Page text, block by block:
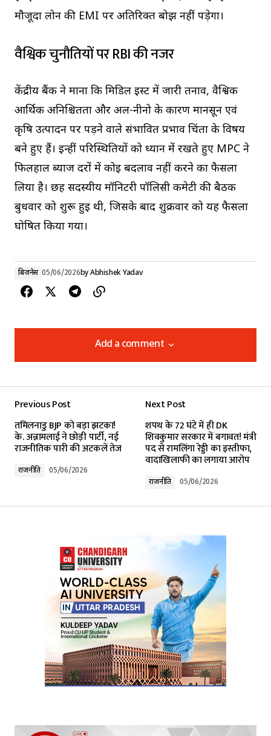
मौजूदा लोन की EMI पर अतिरिक्त बोझ नहीं पड़ेगा।
वैश्विक चुनौतियों पर RBI की नजर
केंद्रीय बैंक ने माना कि मिडिल ईस्ट में जारी तनाव, वैश्विक
आर्थिक अनिश्चितता और अल-नीनो के कारण मानसून एवं
कृषि उत्पादन पर पड़ने वाले संभावित प्रभाव चिंता के विषय
बने हुए हैं। इन्हीं परिस्थितियों को ध्यान में रखते हुए MPC ने
फिलहाल ब्याज दरों में कोई बदलाव नहीं करने का फैसला
लिया है। छह सदस्यीय मॉनिटरी पॉलिसी कमेटी की बैठक
बुधवार को शुरू हुई थी, जिसके बाद शुक्रवार को यह फैसला
घोषित किया गया।
बिजनेस 05/06/2026byAbhishek Yadav
Add a comment
Add a comment
Required fields are marked*
Your E-mail*
Submit Comment
Previous Post
तमिलनाडु BJP को बड़ा झटका!
के. अन्नामलाई ने छोड़ी पार्टी, नई
राजनीतिक पारी की अटकलें तेज
राजनीति 05/06/2026
Next Post
शपथ के 72 घंटे में ही DK
शिवकुमार सरकार में बगावत! मंत्री
पद से रामलिंगा रेड्डी का इस्तीफा,
वादाखिलाफी का लगाया आरोप
राजनीति 05/06/2026